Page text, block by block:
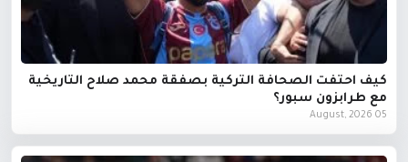
كيف احتفت الصحافة التركية بصفقة محمد صلاح التاريخية
مع طرابزون سبور؟
05 August, 2026